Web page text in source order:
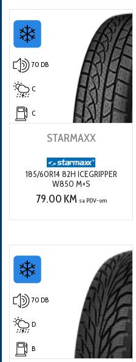
70 DB
C
C
STARMAXX
185/60R14 82H ICEGRIPPER
W850 M+S
79.00 KM sa PDV-om
70 DB
D
B